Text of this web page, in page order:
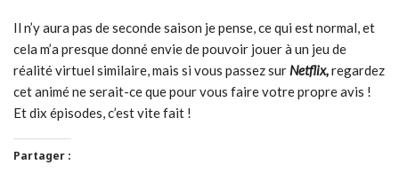
Il n’y aura pas de seconde saison je pense, ce qui est normal, et
cela m’a presque donné envie de pouvoir jouer à un jeu de
réalité virtuel similaire, mais si vous passez sur Netflix,regardez
cet animé ne serait-ce que pour vous faire votre propre avis !
Et dix épisodes, c’est vite fait !
Partager :